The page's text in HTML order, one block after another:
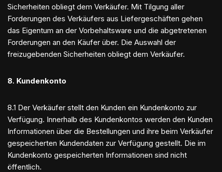
Sicherheiten obliegt dem Verkäufer. Mit Tilgung aller
Forderungen des Verkäufers aus Liefergeschäften gehen
das Eigentum an der Vorbehaltsware und die abgetretenen
Forderungen an den Käufer über. Die Auswahl der
freizugebenden Sicherheiten obliegt dem Verkäufer.
8. Kundenkonto
8.1 Der Verkäufer stellt den Kunden ein Kundenkonto zur
Verfügung. Innerhalb des Kundenkontos werden den Kunden
Informationen über die Bestellungen und ihre beim Verkäufer
gespeicherten Kundendaten zur Verfügung gestellt. Die im
Kundenkonto gespeicherten Informationen sind nicht
öffentlich.